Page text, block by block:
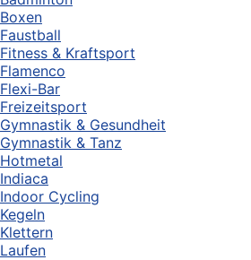
Boxen
Faustball
Fitness & Kraftsport
Flamenco
Flexi-Bar
Freizeitsport
Gymnastik & Gesundheit
Gymnastik & Tanz
Hotmetal
Indiaca
Indoor Cycling
Kegeln
Klettern
Laufen